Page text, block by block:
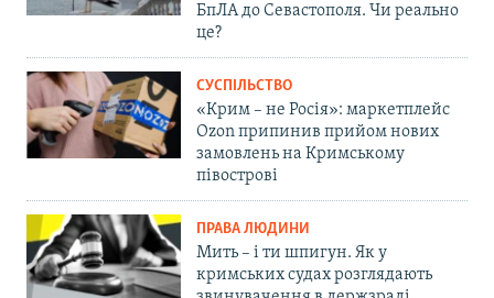
БпЛА до Севастополя. Чи реально
це?
СУСПІЛЬСТВО
«Крим – не Росія»: маркетплейс
Ozon припинив прийом нових
замовлень на Кримському
півострові
ПРАВА ЛЮДИНИ
Мить – і ти шпигун. Як у
кримських судах розглядають